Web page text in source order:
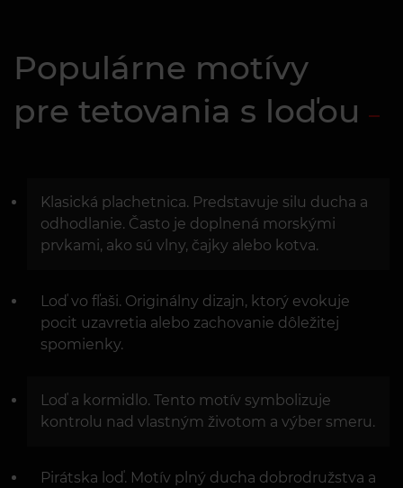
Populárne motívy
pre tetovania s loďou
Klasická plachetnica. Predstavuje silu ducha a
odhodlanie. Často je doplnená morskými
prvkami, ako sú vlny, čajky alebo kotva.
Loď vo fľaši. Originálny dizajn, ktorý evokuje
pocit uzavretia alebo zachovanie dôležitej
spomienky.
Loď a kormidlo. Tento motív symbolizuje
kontrolu nad vlastným životom a výber smeru.
Pirátska loď. Motív plný ducha dobrodružstva a